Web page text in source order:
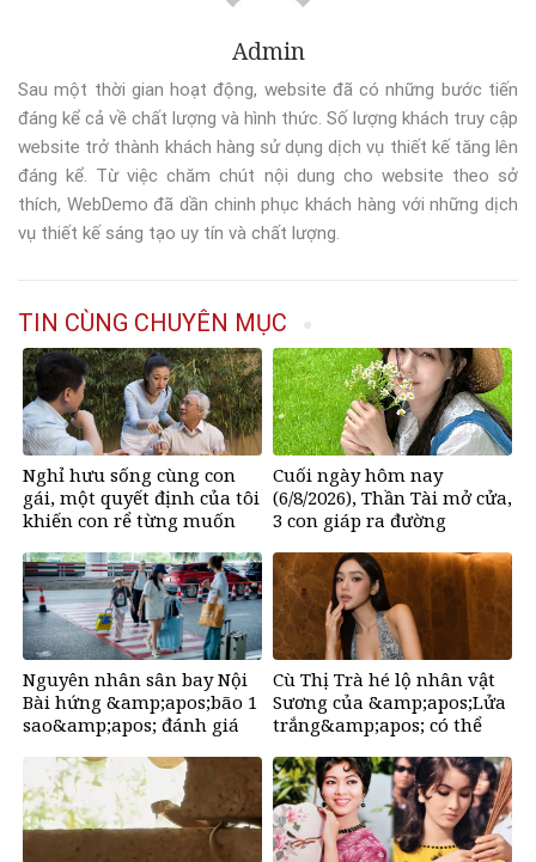
Admin
Sau một thời gian hoạt động, website đã có những bước tiến
đáng kể cả về chất lượng và hình thức. Số lượng khách truy cập
website trở thành khách hàng sử dụng dịch vụ thiết kế tăng lên
đáng kể. Từ việc chăm chút nội dung cho website theo sở
thích, WebDemo đã dần chinh phục khách hàng với những dịch
vụ thiết kế sáng tạo uy tín và chất lượng.
TIN CÙNG CHUYÊN MỤC
Nghỉ hưu sống cùng con
gái, một quyết định của tôi
khiến con rể từng muốn
bố vợ vô điều kiện
Cuối ngày hôm nay
(6/8/2026), Thần Tài mở cửa,
3 con giáp ra đường
vàng&amp;apos;, mỏi tay
đếm tiền, giàu nứt đố đổ
vách
Nguyên nhân sân bay Nội
Bài hứng &amp;apos;bão 1
sao&amp;apos; đánh giá
Cù Thị Trà hé lộ nhân vật
Sương của &amp;apos;Lửa
trắng&amp;apos; có thể
nào&amp;apos;